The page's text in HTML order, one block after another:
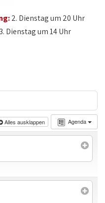
2. Dienstag um 20 Uhr
3. Dienstag um 14 Uhr
Agenda
Alles ausklappen